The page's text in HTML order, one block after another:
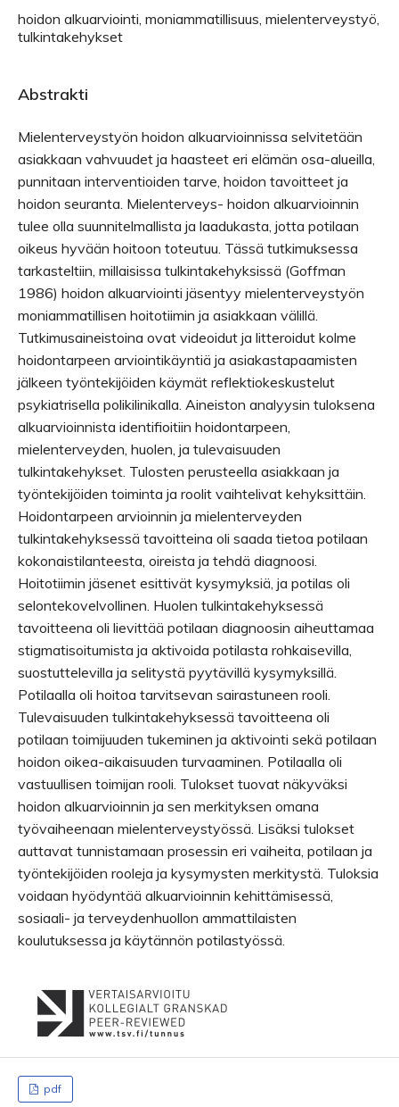
hoidon alkuarviointi, moniammatillisuus, mielenterveystyö,
tulkintakehykset
Abstrakti
Mielenterveystyön hoidon alkuarvioinnissa selvitetään
asiakkaan vahvuudet ja haasteet eri elämän osa-alueilla,
punnitaan interventioiden tarve, hoidon tavoitteet ja
hoidon seuranta. Mielenterveys- hoidon alkuarvioinnin
tulee olla suunnitelmallista ja laadukasta, jotta potilaan
oikeus hyvään hoitoon toteutuu. Tässä tutkimuksessa
tarkasteltiin, millaisissa tulkintakehyksissä (Goffman
1986) hoidon alkuarviointi jäsentyy mielenterveystyön
moniammatillisen hoitotiimin ja asiakkaan välillä.
Tutkimusaineistoina ovat videoidut ja litteroidut kolme
hoidontarpeen arviointikäyntiä ja asiakastapaamisten
jälkeen työntekijöiden käymät reflektiokeskustelut
psykiatrisella polikilinikalla. Aineiston analyysin tuloksena
alkuarvioinnista identifioitiin hoidontarpeen,
mielenterveyden, huolen, ja tulevaisuuden
tulkintakehykset. Tulosten perusteella asiakkaan ja
työntekijöiden toiminta ja roolit vaihtelivat kehyksittäin.
Hoidontarpeen arvioinnin ja mielenterveyden
tulkintakehyksessä tavoitteina oli saada tietoa potilaan
kokonaistilanteesta, oireista ja tehdä diagnoosi.
Hoitotiimin jäsenet esittivät kysymyksiä, ja potilas oli
selontekovelvollinen. Huolen tulkintakehyksessä
tavoitteena oli lievittää potilaan diagnoosin aiheuttamaa
stigmatisoitumista ja aktivoida potilasta rohkaisevilla,
suostuttelevilla ja selitystä pyytävillä kysymyksillä.
Potilaalla oli hoitoa tarvitsevan sairastuneen rooli.
Tulevaisuuden tulkintakehyksessä tavoitteena oli
potilaan toimijuuden tukeminen ja aktivointi sekä potilaan
hoidon oikea-aikaisuuden turvaaminen. Potilaalla oli
vastuullisen toimijan rooli. Tulokset tuovat näkyväksi
hoidon alkuarvioinnin ja sen merkityksen omana
työvaiheenaan mielenterveystyössä. Lisäksi tulokset
auttavat tunnistamaan prosessin eri vaiheita, potilaan ja
työntekijöiden rooleja ja kysymysten merkitystä. Tuloksia
voidaan hyödyntää alkuarvioinnin kehittämisessä,
sosiaali- ja terveydenhuollon ammattilaisten
koulutuksessa ja käytännön potilastyössä.
pdf